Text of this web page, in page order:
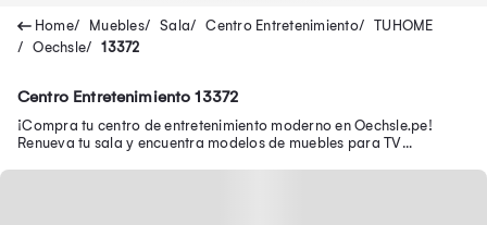
Muebles Sala Centro Entretenimiento
TUHOME
Oechsle
13372
Centro Entretenimiento 13372
¡Compra tu centro de entretenimiento moderno en Oechsle.pe!
Renueva tu sala y encuentra modelos de muebles para TV